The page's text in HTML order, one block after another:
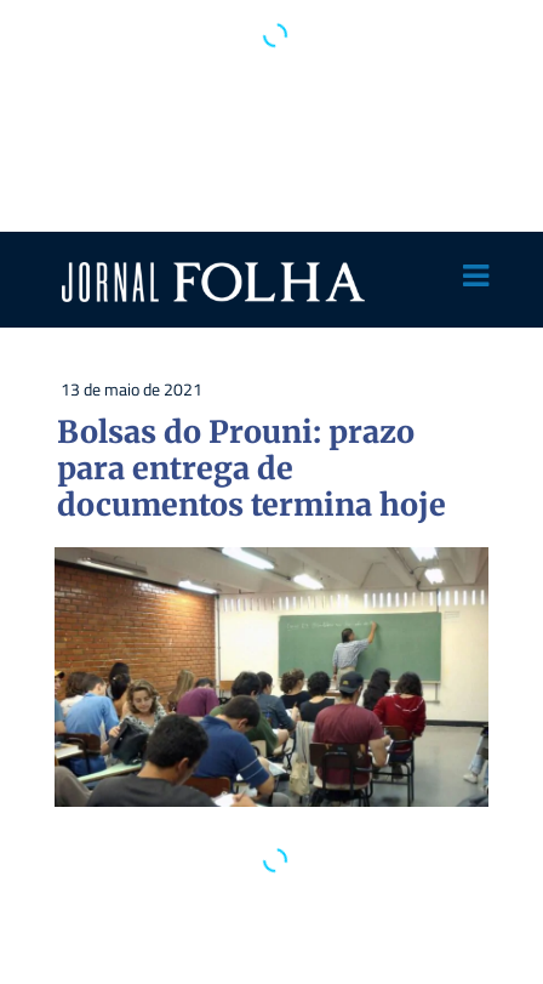
13 de maio de 2021
Bolsas do Prouni: prazo
para entrega de
documentos termina hoje